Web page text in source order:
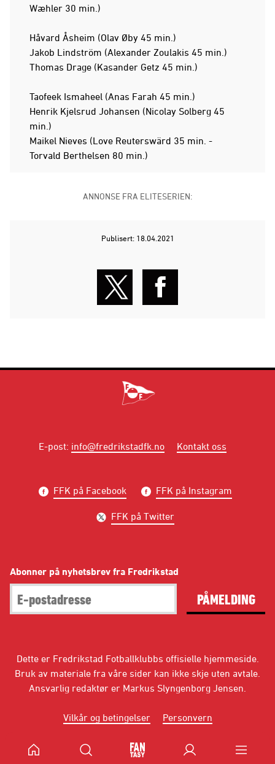
Wæhler 30 min.)
Håvard Åsheim (Olav Øby 45 min.)
Jakob Lindström (Alexander Zoulakis 45 min.)
Thomas Drage (Kasander Getz 45 min.)
Taofeek Ismaheel (Anas Farah 45 min.)
Henrik Kjelsrud Johansen (Nicolay Solberg 45
min.)
Maikel Nieves (Love Reuterswärd 35 min. -
Torvald Berthelsen 80 min.)
ANNONSE FRA ELITESERIEN:
Publisert: 18.04.2021
E-post: info@fredrikstadfk.no Kontakt oss
FFK på Facebook FFK på Instagram
FFK på Twitter
Abonner på nyhetsbrev fra Fredrikstad
PÅMELDING
Dette er Fredrikstad Fotballklubbs offisielle hjemmeside.
Bruk av materiale fra våre sider kan ikke skje uten avtale.
Ansvarlig redaktør er Markus Slyngenborg Jensen.
Vilkår og betingelser Personvern